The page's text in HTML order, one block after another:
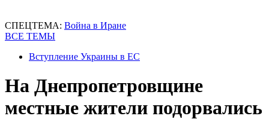
СПЕЦТЕМА: Война в Иране
ВСЕ ТЕМЫ
Вступление Украины в ЕС
На Днепропетровщине
местные жители подорвались